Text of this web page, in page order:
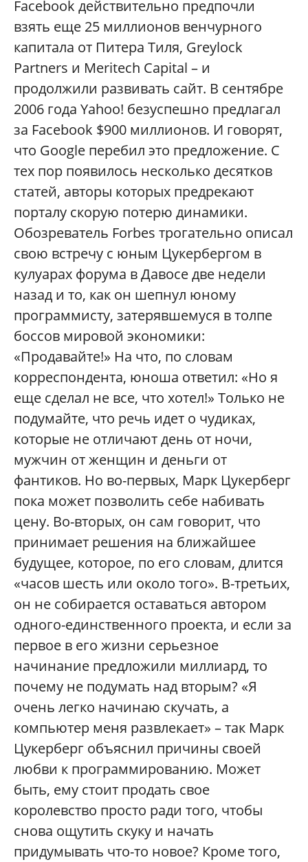
Facebook действительно предпочли
взять еще 25 миллионов венчурного
капитала от Питера Тиля, Greylock
Partners и Meritech Capital – и
продолжили развивать сайт. В сентябре
2006 года Yahoo! безуспешно предлагал
за Facebook $900 миллионов. И говорят,
что Google перебил это предложение. С
тех пор появилось несколько десятков
статей, авторы которых предрекают
порталу скорую потерю динамики.
Обозреватель Forbes трогательно описал
свою встречу с юным Цукербергом в
кулуарах форума в Давосе две недели
назад и то, как он шепнул юному
программисту, затерявшемуся в толпе
боссов мировой экономики:
«Продавайте!» На что, по словам
корреспондента, юноша ответил: «Но я
еще сделал не все, что хотел!» Только не
подумайте, что речь идет о чудиках,
которые не отличают день от ночи,
мужчин от женщин и деньги от
фантиков. Но во-первых, Марк Цукерберг
пока может позволить себе набивать
цену. Во-вторых, он сам говорит, что
принимает решения на ближайшее
будущее, которое, по его словам, длится
«часов шесть или около того». В-третьих,
он не собирается оставаться автором
одного-единственного проекта, и если за
первое в его жизни серьезное
начинание предложили миллиард, то
почему не подумать над вторым? «Я
очень легко начинаю скучать, а
компьютер меня развлекает» – так Марк
Цукерберг объяснил причины своей
любви к программированию. Может
быть, ему стоит продать свое
королевство просто ради того, чтобы
снова ощутить скуку и начать
придумывать что-то новое? Кроме того,